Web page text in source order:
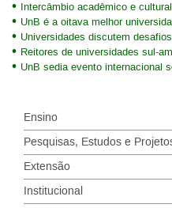
Intercâmbio acadêmico e cultural
UnB é a oitava melhor
Universidades discutem
Reitores de universidades sul-
UnB sedia evento internacional
Ensino
Pesquisas, Estudos e
Extensão
Institucional